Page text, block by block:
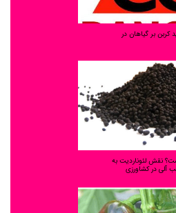
کربن بر گیاهان در
نقش لئوناردیت به
آلی در کشاورزی